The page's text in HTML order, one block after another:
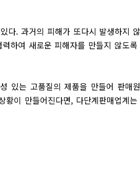
다. 과거의 피해가 또다시 발생하지
하여 새로운 피해자를 만들지 않도록
있는 고품질의 제품을 만들어 판매
이 만들어진다면, 다단계판매업계